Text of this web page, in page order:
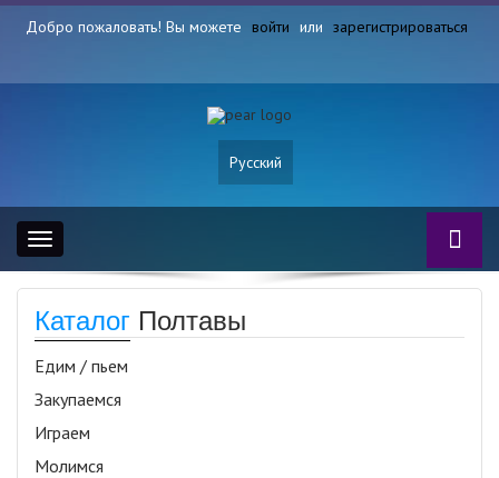
Добро пожаловать! Вы можете войти или зарегистрироваться
Русский
Toggle
navigation
Каталог Полтавы
Едим / пьем
Закупаемся
Играем
Молимся